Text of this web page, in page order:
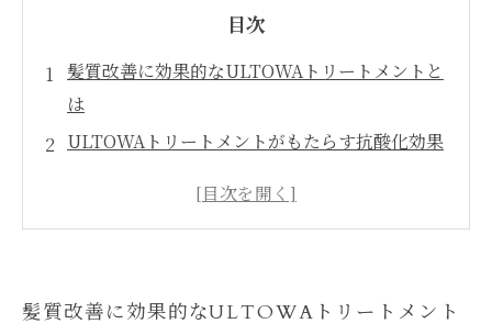
目次
髪質改善に効果的なULTOWAトリートメントと
は
ULTOWAトリートメントがもたらす抗酸化効果
ULTOWAトリートメントが今注目される理由と
髪質改善に効果的なULTOWAトリートメント